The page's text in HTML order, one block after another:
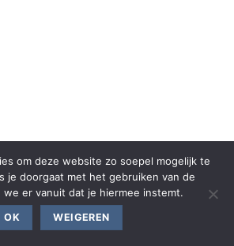
om deze website zo soepel mogelijk te
je doorgaat met het gebruiken van de
we er vanuit dat je hiermee instemt.
OK WEIGEREN